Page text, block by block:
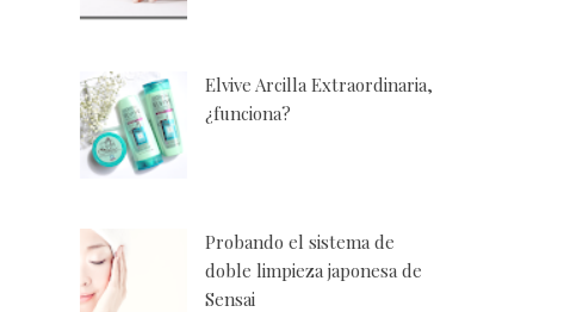
Elvive Arcilla Extraordinaria,
¿funciona?
Probando el sistema de
doble limpieza japonesa de
Sensai